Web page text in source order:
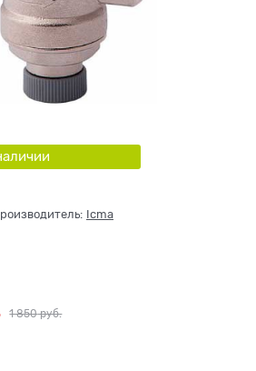
Icma
1 850 руб.